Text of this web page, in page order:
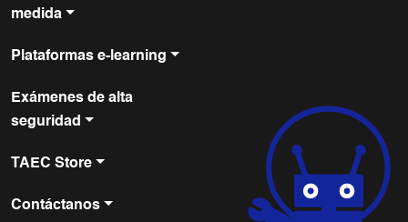
medida
Plataformas e-learning
Exámenes de alta
seguridad
TAEC Store
Contáctanos